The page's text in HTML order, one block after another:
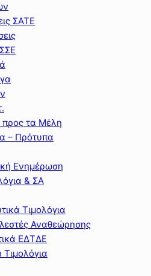
ΣΑΤΕ
τα Μέλη
– Πρότυπα
Ενημέρωση
& ΣΑ
Τιμολόγια
Αναθεώρησης
ΕΔΤΔΕ
Τιμολόγια